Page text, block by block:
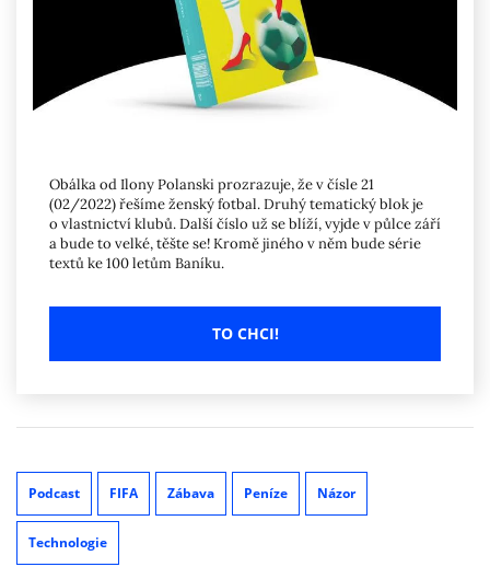
Obálka od Ilony Polanski prozrazuje, že v čísle 21
(02/2022) řešíme ženský fotbal. Druhý tematický blok je
o vlastnictví klubů. Další číslo už se blíží, vyjde v půlce září
a bude to velké, těšte se! Kromě jiného v něm bude série
textů ke 100 letům Baníku.
TO CHCI!
Podcast FIFA Zábava Peníze Názor
Technologie